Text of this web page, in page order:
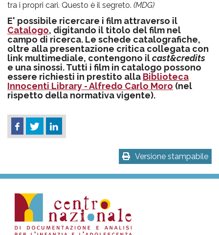
tra i propri cari. Questo è il segreto. (MDG)
E' possibile ricercare i film attraverso il
Catalogo, digitando il titolo del film nel
campo di ricerca. Le schede catalografiche,
oltre alla presentazione critica collegata con
link multimediale, contengono ilcast&credits
e una sinossi. Tutti i film in catalogo possono
essere richiesti in prestito alla Biblioteca
Innocenti Library - Alfredo Carlo Moro (nel
rispetto della normativa vigente).
Versione stampabile